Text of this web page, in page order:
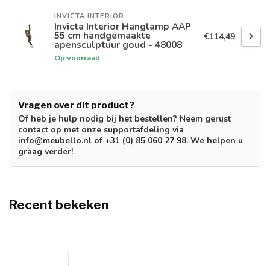
INVICTA INTERIOR
Invicta Interior Hanglamp AAP
55 cm handgemaakte
apensculptuur goud - 48008
Op voorraad
€114,49
Vragen over dit product?
Of heb je hulp nodig bij het bestellen? Neem gerust
contact op met onze supportafdeling via
info@meubello.nl of +31 (0) 85 060 27 98. We helpen u
graag verder!
Recent bekeken